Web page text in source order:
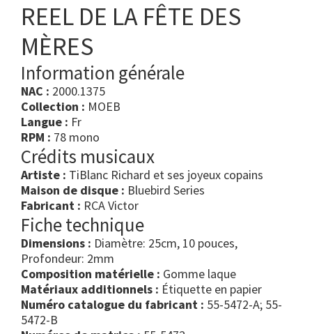
REEL DE LA FÊTE DES
MÈRES
Information générale
NAC : 2000.1375
Collection : MOEB
Langue : Fr
RPM : 78 mono
Crédits musicaux
Artiste : TiBlanc Richard et ses joyeux copains
Maison de disque : Bluebird Series
Fabricant : RCA Victor
Fiche technique
Dimensions : Diamètre: 25cm, 10 pouces,
Profondeur: 2mm
Composition matérielle : Gomme laque
Matériaux additionnels : Étiquette en papier
Numéro catalogue du fabricant : 55-5472-A; 55-
5472-B